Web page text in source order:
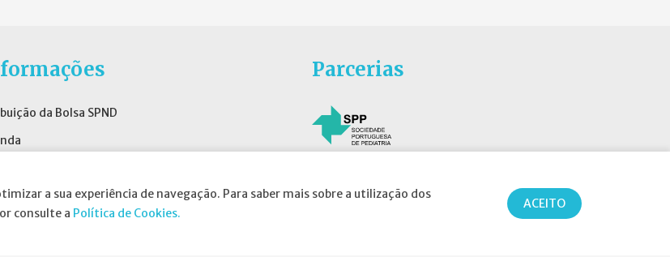
a sua experiência de navegação. Para saber mais sobre a utilização dos
consulte a Política de Cookies.
ACEITO
da Bolsa SPND
Parcerias